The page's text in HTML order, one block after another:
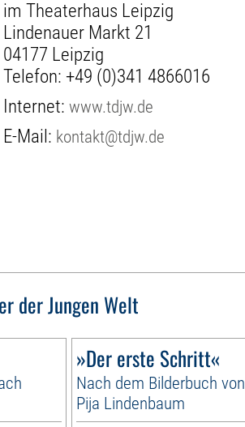
im Theaterhaus Leipzig
Lindenauer Markt 21
04177 Leipzig
Telefon: +49 (0)341 4866016
Internet:www.tdjw.de
E-Mail: kontakt@tdjw.de
der Jungen Welt
»Der erste Schritt«
Nach dem Bilderbuch von
Pija Lindenbaum